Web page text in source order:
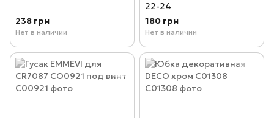
238 грн
Нет в наличии
22-24
180 грн
Нет в наличии